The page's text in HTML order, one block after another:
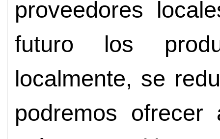
proveedores
futuro los
localmente, se
podremos